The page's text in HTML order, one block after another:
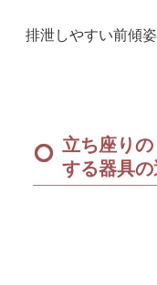
排泄しやすい前傾姿
立ち座り
する器具